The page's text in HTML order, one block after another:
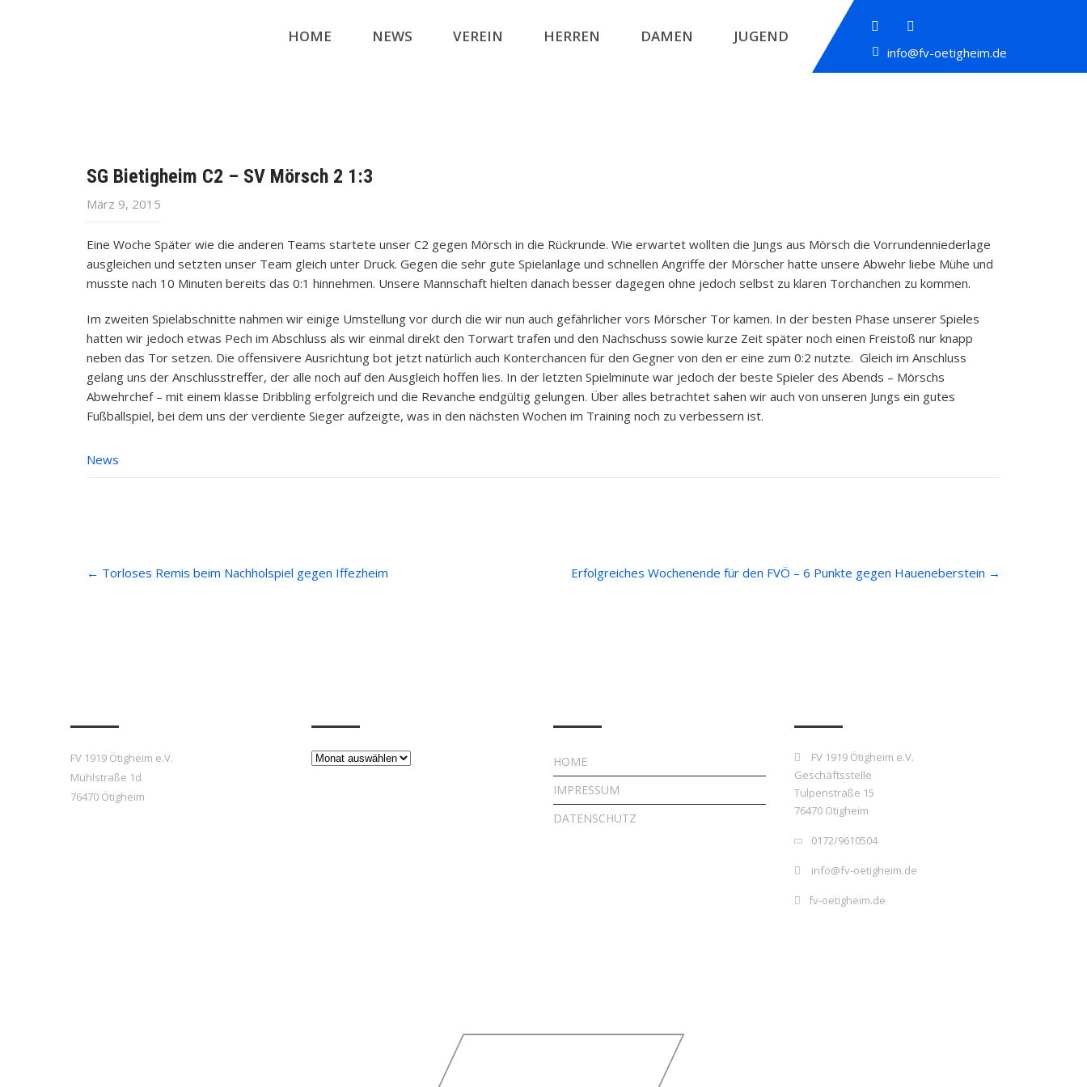
info@fv-oetigheim.de
HOME NEWS VEREIN HERREN DAMEN JUGEND
SG Bietigheim C2 – SV Mörsch 2 1:3
März 9, 2015
Eine Woche Später wie die anderen Teams startete unser C2 gegen Mörsch in die Rückrunde. Wie erwartet wollten die Jungs aus Mörsch die Vorrundenniederlage
ausgleichen und setzten unser Team gleich unter Druck. Gegen die sehr gute Spielanlage und schnellen Angriffe der Mörscher hatte unsere Abwehr liebe Mühe und
musste nach 10 Minuten bereits das 0:1 hinnehmen. Unsere Mannschaft hielten danach besser dagegen ohne jedoch selbst zu klaren Torchanchen zu kommen.
Im zweiten Spielabschnitte nahmen wir einige Umstellung vor durch die wir nun auch gefährlicher vors Mörscher Tor kamen. In der besten Phase unserer Spieles
hatten wir jedoch etwas Pech im Abschluss als wir einmal direkt den Torwart trafen und den Nachschuss sowie kurze Zeit später noch einen Freistoß nur knapp
neben das Tor setzen. Die offensivere Ausrichtung bot jetzt natürlich auch Konterchancen für den Gegner von den er eine zum 0:2 nutzte. Gleich im Anschluss
gelang uns der Anschlusstreffer, der alle noch auf den Ausgleich hoffen lies. In der letzten Spielminute war jedoch der beste Spieler des Abends – Mörschs
Abwehrchef – mit einem klasse Dribbling erfolgreich und die Revanche endgültig gelungen. Über alles betrachtet sahen wir auch von unseren Jungs ein gutes
Fußballspiel, bei dem uns der verdiente Sieger aufzeigte, was in den nächsten Wochen im Training noch zu verbessern ist.
News
navigation
← Torloses Remis beim Nachholspiel gegen Iffezheim Erfolgreiches Wochenende für den FVÖ – 6 Punkte gegen Haueneberstein →
FV 1919 Ötigheim e.V.
Mühlstraße 1d
76470 Ötigheim
Beiträge
HOME
IMPRESSUM
DATENSCHUTZ
FV 1919 Ötigheim e.V.
Geschäftsstelle
Tulpenstraße 15
76470 Ötigheim
0172/9610504
info@fv-oetigheim.de
fv-oetigheim.de